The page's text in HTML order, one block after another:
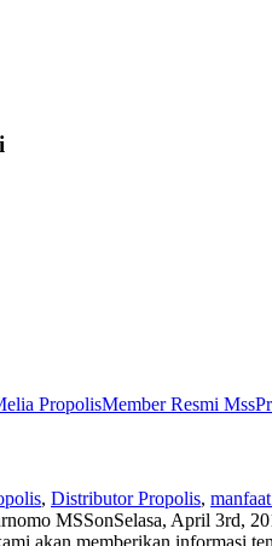
PropolisMember Resmi Mss
, Distributor Propolis,
MSSonSelasa, April 3rd,
akan memberikan informasi